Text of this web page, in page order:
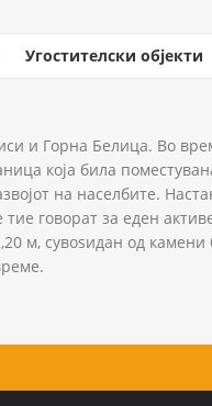
Угостителски објекти
и Горна Белица. Во
која била
на населбите.
говорат за еден
м, сувоѕидан од